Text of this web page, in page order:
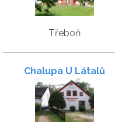
Třeboň
Chalupa U Látalů